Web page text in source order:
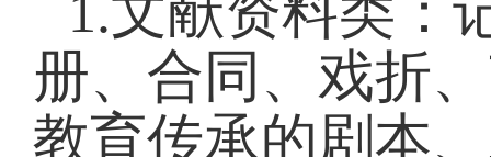
1.文献资料类：
册、合同、戏折
教育传承的剧本